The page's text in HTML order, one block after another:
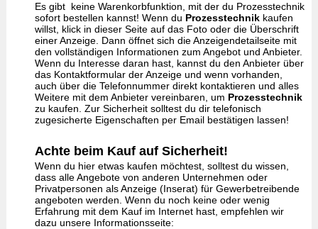
Es gibt keine Warenkorbfunktion, mit der du Prozesstechnik
sofort bestellen kannst! Wenn du Prozesstechnikkaufen
willst, klick in dieser Seite auf das Foto oder die Überschrift
einer Anzeige. Dann öffnet sich die Anzeigendetailseite mit
den vollständigen Informationen zum Angebot und Anbieter.
Wenn du Interesse daran hast, kannst du den Anbieter über
das Kontaktformular der Anzeige und wenn vorhanden,
auch über die Telefonnummer direkt kontaktieren und alles
Weitere mit dem Anbieter vereinbaren, um Prozesstechnik
zu kaufen. Zur Sicherheit solltest du dir telefonisch
zugesicherte Eigenschaften per Email bestätigen lassen!
Achte beim Kauf auf Sicherheit!
Wenn du hier etwas kaufen möchtest, solltest du wissen,
dass alle Angebote von anderen Unternehmen oder
Privatpersonen als Anzeige (Inserat) für Gewerbetreibende
angeboten werden. Wenn du noch keine oder wenig
Erfahrung mit dem Kauf im Internet hast, empfehlen wir
dazu unsere Informationsseite: